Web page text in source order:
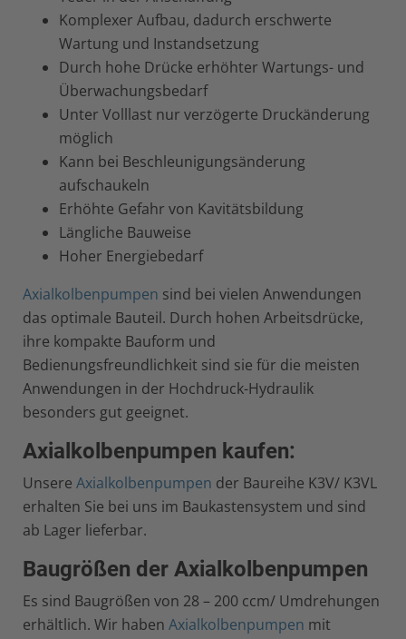
Komplexer Aufbau, dadurch erschwerte
Wartung und Instandsetzung
Durch hohe Drücke erhöhter Wartungs- und
Überwachungsbedarf
Unter Volllast nur verzögerte Druckänderung
möglich
Kann bei Beschleunigungsänderung
aufschaukeln
Erhöhte Gefahr von Kavitätsbildung
Längliche Bauweise
Hoher Energiebedarf
Axialkolbenpumpen sind bei vielen Anwendungen
das optimale Bauteil. Durch hohen Arbeitsdrücke,
ihre kompakte Bauform und
Bedienungsfreundlichkeit sind sie für die meisten
Anwendungen in der Hochdruck-Hydraulik
besonders gut geeignet.
Axialkolbenpumpen kaufen:
Unsere Axialkolbenpumpen der Baureihe K3V/ K3VL
erhalten Sie bei uns im Baukastensystem und sind
ab Lager lieferbar.
Baugrößen der Axialkolbenpumpen
Es sind Baugrößen von 28 – 200 ccm/ Umdrehungen
erhältlich. Wir haben Axialkolbenpumpen mit